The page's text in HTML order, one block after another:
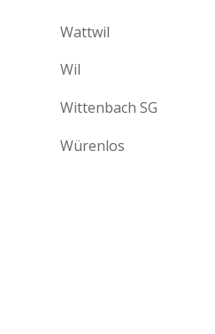
Wattwil
Wil
Wittenbach SG
Würenlos